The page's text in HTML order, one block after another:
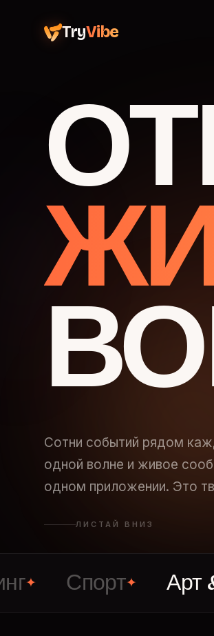
TryVibe
Сотни событий рядом
одной волне и живое
одном приложении. Это
ЛИСТАЙ ВНИЗ
Спорт✦ Арт &